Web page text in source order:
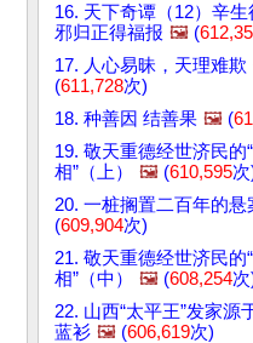
16. 天下奇谭（12）辛生
邪归正得福报 🖼️ (
17. 人心易昧，天理难欺
(611,728次)
18. 种善因 结善果 🖼️ (
19. 敬天重德经世济民的
相”（上）
🖼️ (610,595次
20. 一桩搁置二百年的悬
(609,904次)
21. 敬天重德经世济民的
相”（中）
🖼️ (608,254次
22. 山西“太平王”发家源
蓝衫 🖼️ (606,619次)